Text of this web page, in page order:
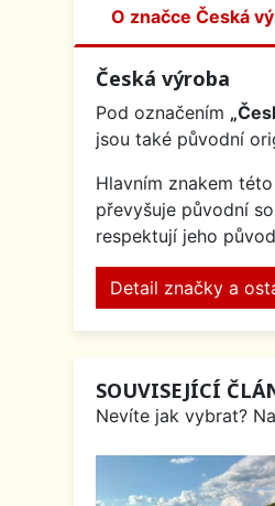
O značce Česká
Česká výroba
Pod označením
jsou také původní
Hlavním znakem
převyšuje původní
respektují jeho
Detail značky a
SOUVISEJÍCÍ
Nevíte jak vybrat?